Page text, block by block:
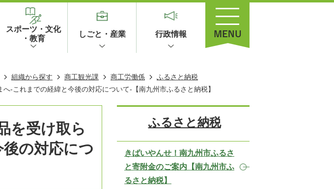
スポーツ・文化
・教育
しごと・産業 行政情報
組織から探す 商工観光課 商工労働係
ふるさと納税
-これまでの経緯と今後の対応について-【南九州市ふるさと納税】
を受け取ら
の対応につ
ふるさと納税
きばいやんせ！南九州市ふるさ
と寄附金のご案内【南九州市ふ
るさと納税】